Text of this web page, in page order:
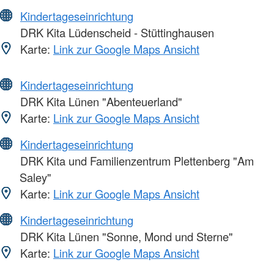
Kindertageseinrichtung
DRK Kita Lüdenscheid - Stüttinghausen
Karte: Link zur Google Maps Ansicht
Kindertageseinrichtung
DRK Kita Lünen "Abenteuerland"
Karte: Link zur Google Maps Ansicht
Kindertageseinrichtung
DRK Kita und Familienzentrum Plettenberg "Am
Saley"
Karte: Link zur Google Maps Ansicht
Kindertageseinrichtung
DRK Kita Lünen "Sonne, Mond und Sterne"
Karte: Link zur Google Maps Ansicht